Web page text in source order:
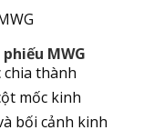
MWG
chia thành
mốc kinh
bối cảnh kinh